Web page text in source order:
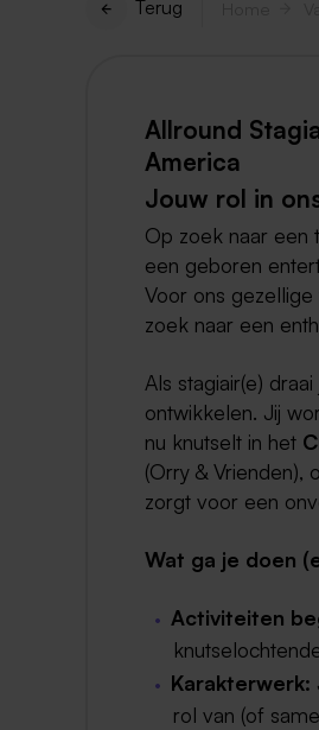
Terug
Allround
America
Jouw rol in
Op zoek naar een
een geboren
Voor ons
zoek naar een
Als stagiair(e)
ontwikkelen. Jij
nu knutselt in het
(Orry & Vrienden),
zorgt voor een
Wat ga je doen
Activiteiten
Karakterwerk:
rol van (of